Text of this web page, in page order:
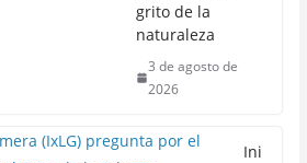
grito de la
naturaleza
3 de agosto de
2026
Ini